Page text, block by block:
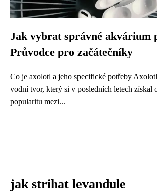
Jak vybrat správné akvárium
Průvodce pro začátečníky
Co je axolotl a jeho specifické potřeby
vodní tvor, který si v posledních letech získal
popularitu mezi...
jak strihat levandule